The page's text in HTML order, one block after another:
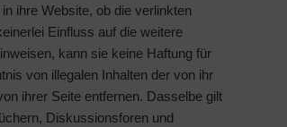
ihre Website, ob die verlinkten
Einfluss auf die weitere
kann sie keine Haftung für
von illegalen Inhalten der von ihr
ihrer Seite entfernen. Dasselbe gilt
Diskussionsforen und